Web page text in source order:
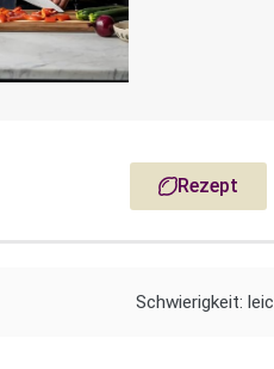
Rezept
Schwierigkeit: